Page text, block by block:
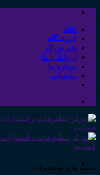
Skip
contentخانه
فروشگاه
پذیرش اثر
ارتباط با ما
درباره ما
پشتیبانی
دسته های محصولات